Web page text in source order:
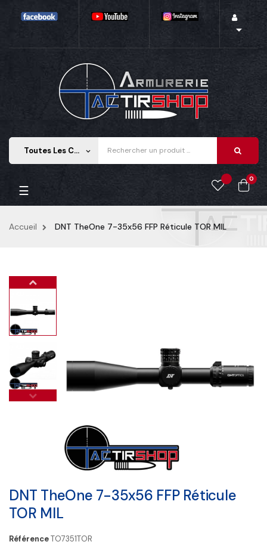

Toutes Les Catégories keyboard_arrow_down
0
Basculer la navigation
☰
Accueil DNT TheOne 7-35x56 FFP Réticule TOR MIL
DNT TheOne 7-35x56 FFP Réticule
TOR MIL
RéférenceTO7351TOR